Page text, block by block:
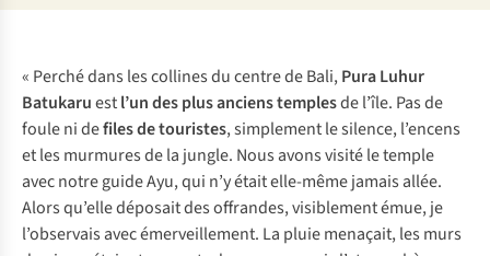
« Perché dans les collines du centre de Bali,Pura Luhur
Batukaruestl’un des plus anciens templesde l’île. Pas de
foule ni defiles de touristes, simplement le silence, l’encens
et les murmures de la jungle. Nous avons visité le temple
avec notre guide Ayu, qui n’y était elle-même jamais allée.
Alors qu’elle déposait des offrandes, visiblement émue, je
l’observais avec émerveillement. La pluie menaçait, les murs